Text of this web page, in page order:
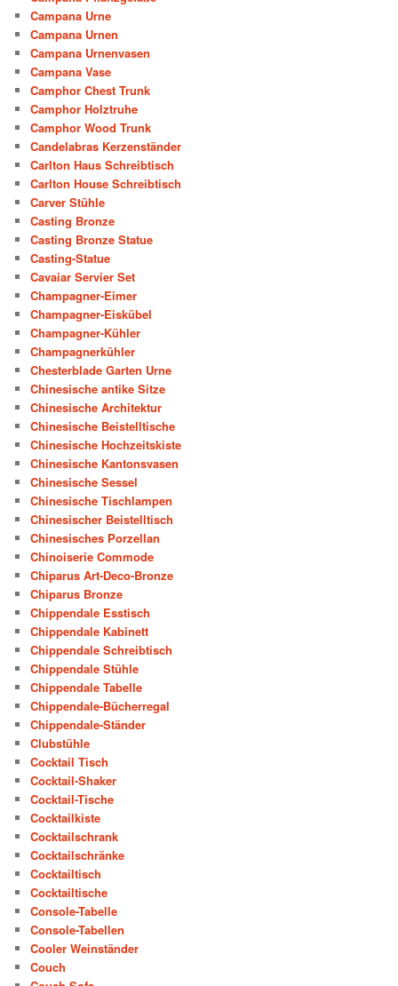
Campana Urne
Campana Urnen
Campana Urnenvasen
Campana Vase
Camphor Chest Trunk
Camphor Holztruhe
Camphor Wood Trunk
Candelabras Kerzenständer
Carlton Haus Schreibtisch
Carlton House Schreibtisch
Carver Stühle
Casting Bronze
Casting Bronze Statue
Casting-Statue
Cavaiar Servier Set
Champagner-Eimer
Champagner-Eiskübel
Champagner-Kühler
Champagnerkühler
Chesterblade Garten Urne
Chinesische antike Sitze
Chinesische Architektur
Chinesische Beistelltische
Chinesische Hochzeitskiste
Chinesische Kantonsvasen
Chinesische Sessel
Chinesische Tischlampen
Chinesischer Beistelltisch
Chinesisches Porzellan
Chinoiserie Commode
Chiparus Art-Deco-Bronze
Chiparus Bronze
Chippendale Esstisch
Chippendale Kabinett
Chippendale Schreibtisch
Chippendale Stühle
Chippendale Tabelle
Chippendale-Bücherregal
Chippendale-Ständer
Clubstühle
Cocktail Tisch
Cocktail-Shaker
Cocktail-Tische
Cocktailkiste
Cocktailschrank
Cocktailschränke
Cocktailtisch
Cocktailtische
Console-Tabelle
Console-Tabellen
Cooler Weinständer
Couch